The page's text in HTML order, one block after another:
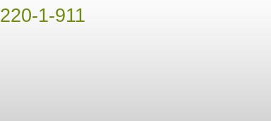
220-1-911